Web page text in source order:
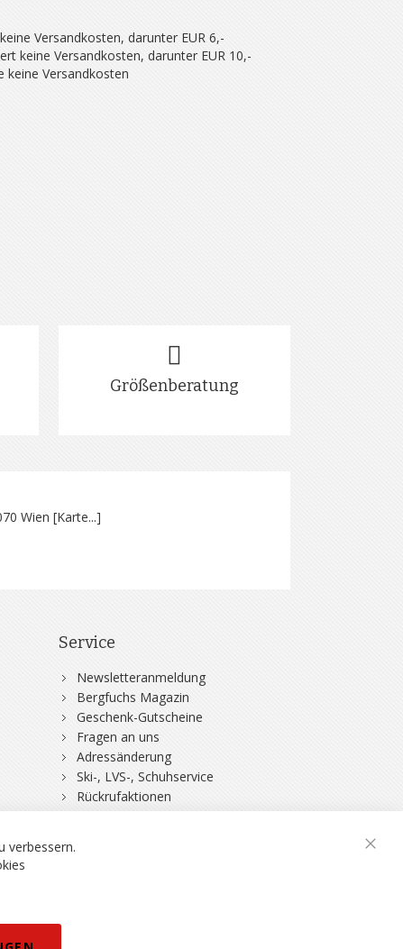
Versandkosten, darunter EUR 6,-
keine Versandkosten, darunter EUR 10,-
keine Versandkosten
Größenberatung
Wien [Karte...]
Service
Newsletteranmeldung
Bergfuchs Magazin
Geschenk-Gutscheine
Fragen an uns
Adressänderung
Ski-, LVS-, Schuhservice
Rückrufaktionen
DSV-Skiversicherung
verbessern.